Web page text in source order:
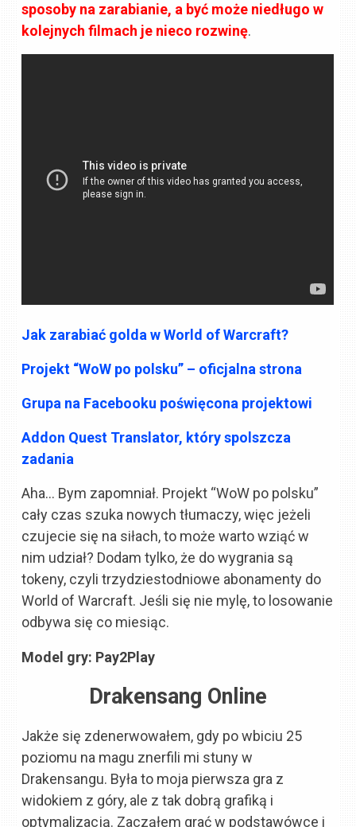
sposoby na zarabianie, a być może niedługo w
kolejnych filmach je nieco rozwinę.
Jak zarabiać golda w World of Warcraft?
Projekt “WoW po polsku” – oficjalna strona
Grupa na Facebooku poświęcona projektowi
Addon Quest Translator, który spolszcza
zadania
Aha… Bym zapomniał. Projekt “WoW po polsku”
cały czas szuka nowych tłumaczy, więc jeżeli
czujecie się na siłach, to może warto wziąć w
nim udział? Dodam tylko, że do wygrania są
tokeny, czyli trzydziestodniowe abonamenty do
World of Warcraft. Jeśli się nie mylę, to losowanie
odbywa się co miesiąc.
Model gry: Pay2Play
Drakensang Online
Jakże się zdenerwowałem, gdy po wbiciu 25
poziomu na magu znerfili mi stuny w
Drakensangu. Była to moja pierwsza gra z
widokiem z góry, ale z tak dobrą grafiką i
optymalizacją. Zacząłem grać w podstawówce i